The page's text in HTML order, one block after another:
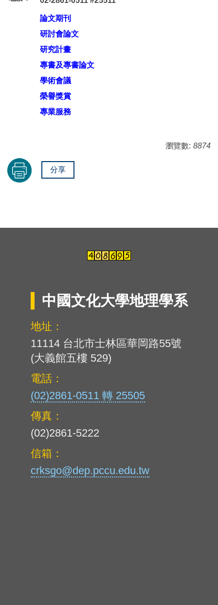
論文期刊
研討會論文
研究計畫
專書及專書論文
學術會議
榮譽獎賞
專業服務
瀏覽數: 8874
分享
中國文化大學地理學系
地址：
11114 台北市士林區華岡路55號
(大義館五樓 529)
電話：
(02)2861-0511 轉 25505
傳真：
(02)2861-5222
信箱：
crksgo@dep.pccu.edu.tw